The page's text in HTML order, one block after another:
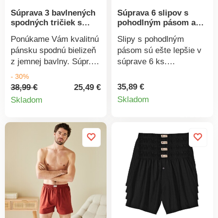
bezpečný nad rámec
platných noriem. Možno
prať v práčke.
bezpečný nad rámec
platných noriem. Možno
prať v práčke.
Súprava 3 bavlnených
spodných tričiek s
Ponúkame Vám kvalitnú
pánsku spodnú bielizeň
z jemnej bavlny. Súpr. 3
tričiek s okrúhlym
výstrihom a krátkymi
rukávmi z mäkkého
vhod. Kvalita
Excellence. Bielu
bielizeň perte na 95 °C,
farebnú na 40 °C.
- 30%
38,99 €
25,49 €
Skladom
Detail
Súprava 6 slipov s
pohodlným pásom a
Slipy s pohodlným
pásom sú ešte lepšie v
súprave 6 ks.
Pružný potiahnutý pas.
Podšitý predný diel a
prať v práčke.
35,89 €
Skladom